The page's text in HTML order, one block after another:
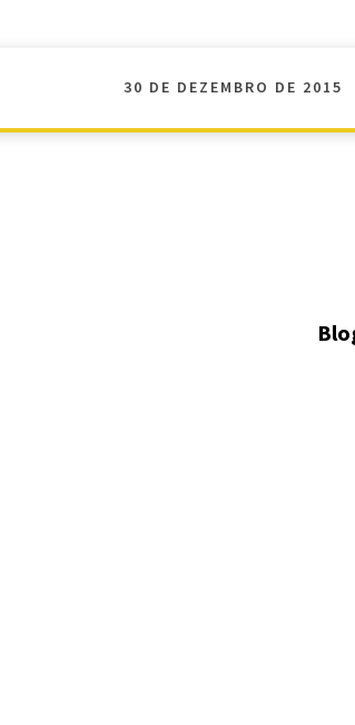
30 DE DEZEMBRO DE 2015